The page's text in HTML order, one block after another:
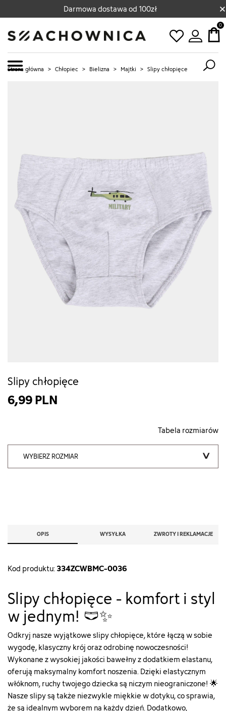
Darmowa dostawa od 100zł ×
0
Strona główna > Chłopiec > Bielizna > Majtki > Slipy chłopięce
Slipy chłopięce
6,99 PLN
Tabela rozmiarów
WYBIERZ ROZMIAR
OPIS WYSYŁKA ZWROTY I REKLAMACJE
Kod produktu:334ZCWBMC-0036
Slipy chłopięce - komfort i styl
w jednym! 🩲✨
Odkryj nasze wyjątkowe slipy chłopięce, które łączą w sobie
wygodę, klasyczny krój oraz odrobinę nowoczesności!
Wykonane z wysokiej jakości bawełny z dodatkiem elastanu,
oferują maksymalny komfort noszenia. Dzięki elastycznym
włóknom, ruchy twojego dziecka są niczym nieograniczone! 🌟
Nasze slipy są także niezwykle miękkie w dotyku, co sprawia,
że są idealnym wyborem na każdy dzień. Dodatkowo,